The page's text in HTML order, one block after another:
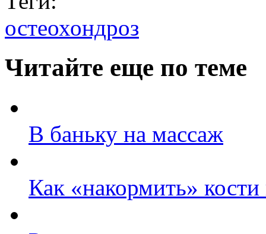
остеохондроз
Читайте еще по теме
В баньку на массаж
Как «накормить» кости